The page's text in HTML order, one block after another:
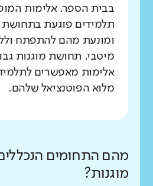
בבית הספר. אלימות
תלמידים פוגעת
ומונעת מהם להתפתח
מיטבי. תחושת מוגנות
אלימות מאפשרים
מלוא הפוטנציאל שלהם.
מהם התחומים
מוגנות?